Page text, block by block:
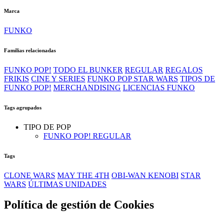
Marca
FUNKO
Familias relacionadas
FUNKO POP! TODO EL BUNKER REGULAR REGALOS
FRIKIS CINE Y SERIES FUNKO POP STAR WARS TIPOS DE
FUNKO POP! MERCHANDISING LICENCIAS FUNKO
Tags agrupados
TIPO DE POP
FUNKO POP! REGULAR
Tags
CLONE WARS MAY THE 4TH OBI-WAN KENOBI STAR
WARS ÚLTIMAS UNIDADES
Política de gestión de Cookies